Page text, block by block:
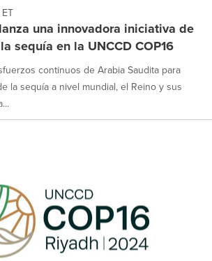
una innovadora iniciativa de
sequía en la UNCCD COP16
continuos de Arabia Saudita para
la sequía a nivel mundial, el Reino y sus